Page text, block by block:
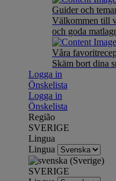
Guider och
Välkommen till
och goda
Våra
Skäm bort dina
Logga in
Önskelista
Logga in
Önskelista
Região
SVERIGE
Lingua
Lingua
SVERIGE